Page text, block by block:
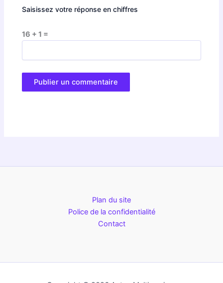
Saisissez votre réponse en chiffres
16 + 1 =
Plan du site
Police de la confidentialité
Contact